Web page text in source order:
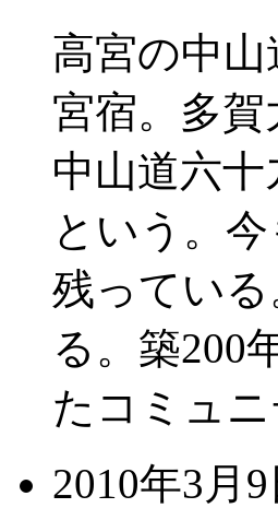
高宮の中
宮宿。多
中山道六
という。
残ってい
る。築200
たコミュ
2010年3月9